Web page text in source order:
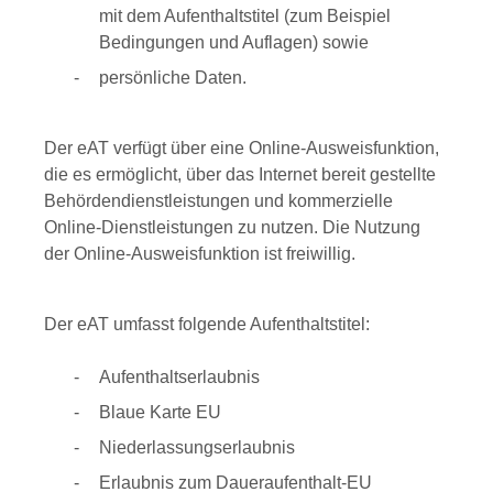
mit dem Aufenthaltstitel (zum Beispiel
Bedingungen und Auflagen) sowie
persönliche Daten.
Der eAT verfügt über eine Online-Ausweisfunktion,
die es ermöglicht, über das Internet bereit gestellte
Behördendienstleistungen und kommerzielle
Online-Dienstleistungen zu nutzen. Die Nutzung
der Online-Ausweisfunktion ist freiwillig.
Der eAT umfasst folgende Aufenthaltstitel:
Aufenthaltserlaubnis
Blaue Karte EU
Niederlassungserlaubnis
Erlaubnis zum Daueraufenthalt-EU